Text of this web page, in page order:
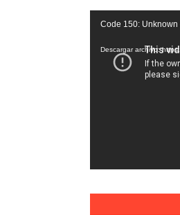
Reproductor
vídeo
Code 150: Unknown
Descargar archivo: